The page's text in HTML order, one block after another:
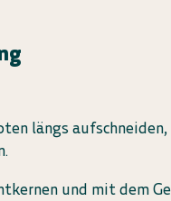
längs
und mit dem